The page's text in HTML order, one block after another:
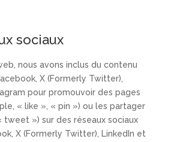
sociaux
nous avons inclus du contenu
X (Formerly Twitter),
pour promouvoir des pages
« like », « pin ») ou les partager
tweet ») sur des réseaux sociaux
X (Formerly Twitter), LinkedIn et